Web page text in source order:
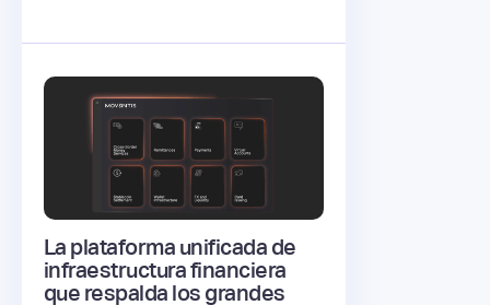
La plataforma unificada de
infraestructura financiera
que respalda los grandes